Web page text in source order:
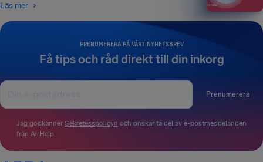
PRENUMERERA PÅ VÅRT NYHETSBREV
Få tips och råd direkt till din inkorg
Prenumerera
Jag godkänner Sekretesspolicyn och önskar ta del av e-postmeddelanden
från AirHelp.
Läs mer